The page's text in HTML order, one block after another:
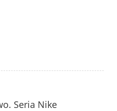
Seria Nike